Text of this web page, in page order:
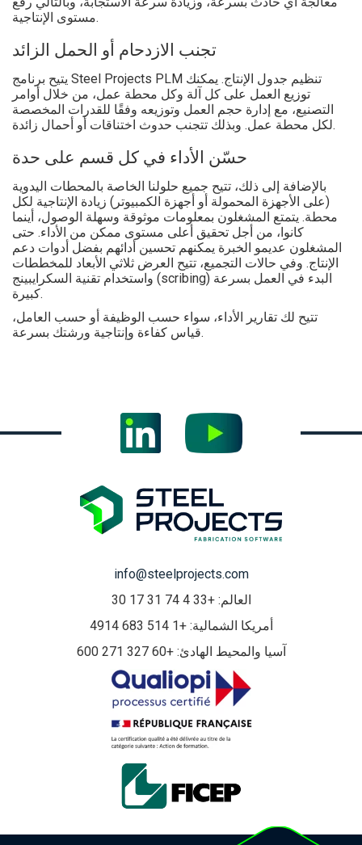
مستوى الإنتاجية.
تجنب الازدحام أو الحمل الزائد
يتيح برنامج Steel Projects PLM تنظيم جدول الإنتاج. يمكنك
توزيع العمل على كل آلة وكل محطة عمل، من خلال أوامر
التصنيع، مع إدارة حجم العمل وتوزيعه وفقًا للقدرات المخصصة
لكل محطة عمل. وبذلك تتجنب حدوث اختناقات أو أحمال زائدة.
حسّن الأداء في كل قسم على حدة
بالإضافة إلى ذلك، تتيح جميع حلولنا الخاصة بالمحطات اليدوية
(على الأجهزة المحمولة أو أجهزة الكمبيوتر) زيادة الإنتاجية لكل
محطة. يتمتع المشغلون بمعلومات موثوقة وسهلة الوصول، أينما
كانوا، من أجل تحقيق أعلى مستوى ممكن من الأداء. حتى
المشغلون عديمو الخبرة يمكنهم تحسين أدائهم بفضل أدوات دعم
الإنتاج. وفي حالات التجميع، تتيح العرض ثلاثي الأبعاد للمخططات
واستخدام تقنية السكرايبينج (scribing) البدء في العمل بسرعة
كبيرة.
تتيح لك تقارير الأداء، سواء حسب الوظيفة أو حسب العامل،
قياس كفاءة وإنتاجية ورشتك بسرعة.
info@steelprojects.com
العالم: +33 4 74 31 17 30
أمريكا الشمالية: +1 514 683 4914
آسيا والمحيط الهادئ: +60 327 271 600